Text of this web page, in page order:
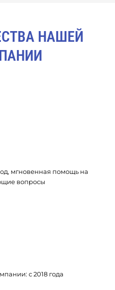
НАШЕЙ
мгновенная помощь на
вопросы
с 2018 года